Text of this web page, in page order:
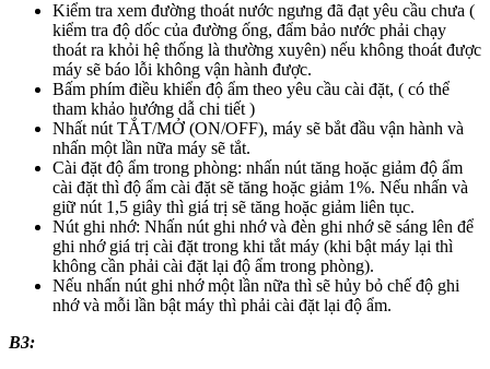
Kiểm tra xem đường thoát nước ngưng đã đạt yêu cầu chưa (
kiểm tra độ dốc của đường ống, đẩm bảo nước phải chạy
thoát ra khỏi hệ thống là thường xuyên) nếu không thoát được
máy sẽ báo lỗi không vận hành được.
Bấm phím điều khiển độ ẩm theo yêu cầu cài đặt, ( có thể
tham khảo hướng dẫ chi tiết )
Nhất nút TẮT/MỞ (ON/OFF), máy sẽ bắt đầu vận hành và
nhấn một lần nữa máy sẽ tắt.
Cài đặt độ ẩm trong phòng: nhấn nút tăng hoặc giảm độ ẩm
cài đặt thì độ ẩm cài đặt sẽ tăng hoặc giảm 1%. Nếu nhấn và
giữ nút 1,5 giây thì giá trị sẽ tăng hoặc giảm liên tục.
Nút ghi nhớ: Nhấn nút ghi nhớ và đèn ghi nhớ sẽ sáng lên để
ghi nhớ giá trị cài đặt trong khi tắt máy (khi bật máy lại thì
không cần phải cài đặt lại độ ẩm trong phòng).
Nếu nhấn nút ghi nhớ một lần nữa thì sẽ hủy bỏ chế độ ghi
nhớ và mỗi lần bật máy thì phải cài đặt lại độ ẩm.
B3: